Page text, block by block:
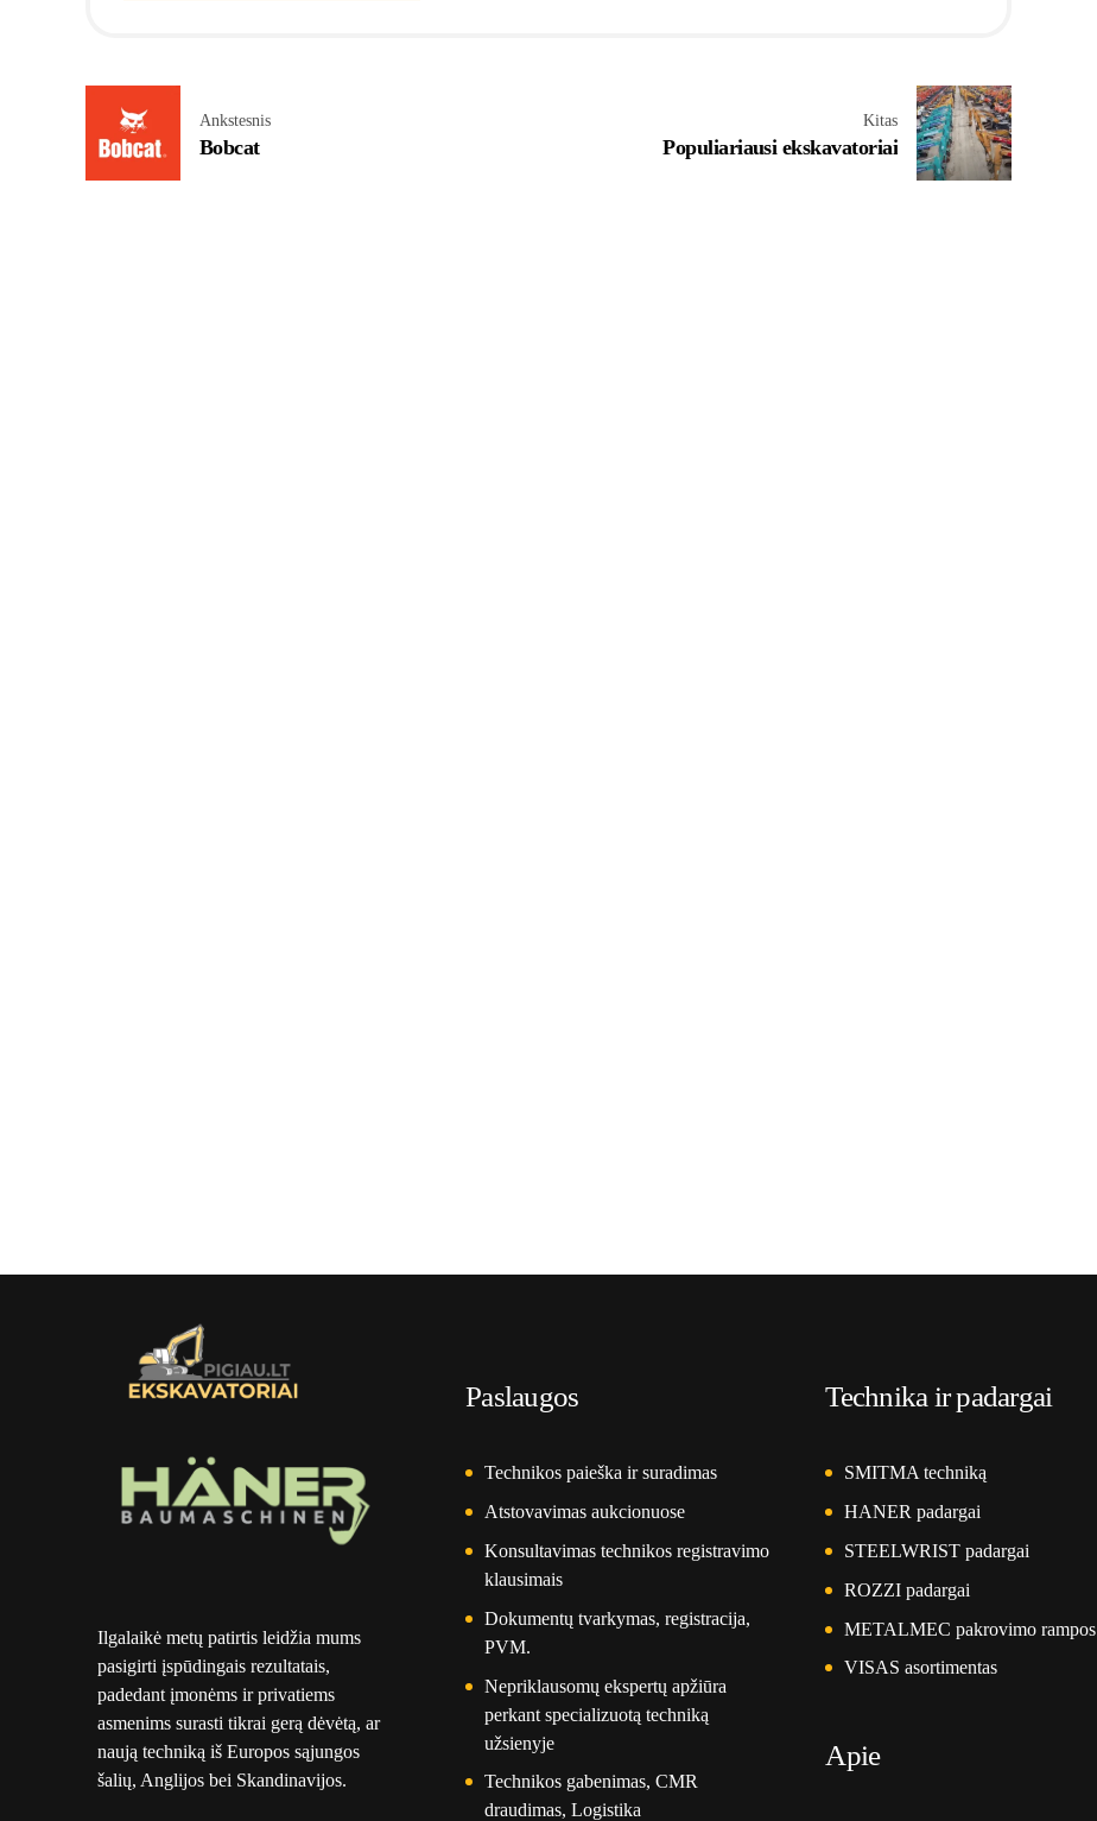
Ankstesnis
Bobcat
Kitas
Populiariausi ekskavatoriai
Ilgalaikė metų patirtis leidžia mums
pasigirti įspūdingais rezultatais,
padedant įmonėms ir privatiems
asmenims surasti tikrai gerą dėvėtą, ar
naują techniką iš Europos sąjungos
šalių, Anglijos bei Skandinavijos.
Paslaugos
Technikos paieška ir suradimas
Atstovavimas aukcionuose
Konsultavimas technikos registravimo
klausimais
Dokumentų tvarkymas, registracija,
PVM.
Nepriklausomų ekspertų apžiūra
perkant specializuotą techniką
užsienyje
Technikos gabenimas, CMR
draudimas, Logistika
Technika ir padargai
SMITMA techniką
HANER padargai
STEELWRIST padargai
ROZZI padargai
METALMEC pakrovimo rampos
VISAS asortimentas
Apie